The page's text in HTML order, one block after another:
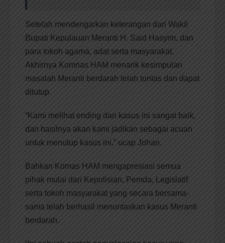
Setelah mendengarkan keterangan dari Wakil
Bupati Kepulauan Meranti H. Said Hasyim, dan
para tokoh agama, adat serta masyarakat.
Akhirnya Komnas HAM menarik kesimpulan
masalah Meranti berdarah telah tuntas dan dapat
ditutup.
“Kami melihat ending dari kasus ini sangat baik,
dan hasilnya akan kami jadikan sebagai acuan
untuk menutup kasus ini,” ucap Johan.
Bahkan Komas HAM mengapresiasi semua
pihak mulai dari Kepolisian, Pemda, Legislatif
serta tokoh masyarakat yang secara bersama-
sama telah berhasil menuntaskan kasus Meranti
berdarah.